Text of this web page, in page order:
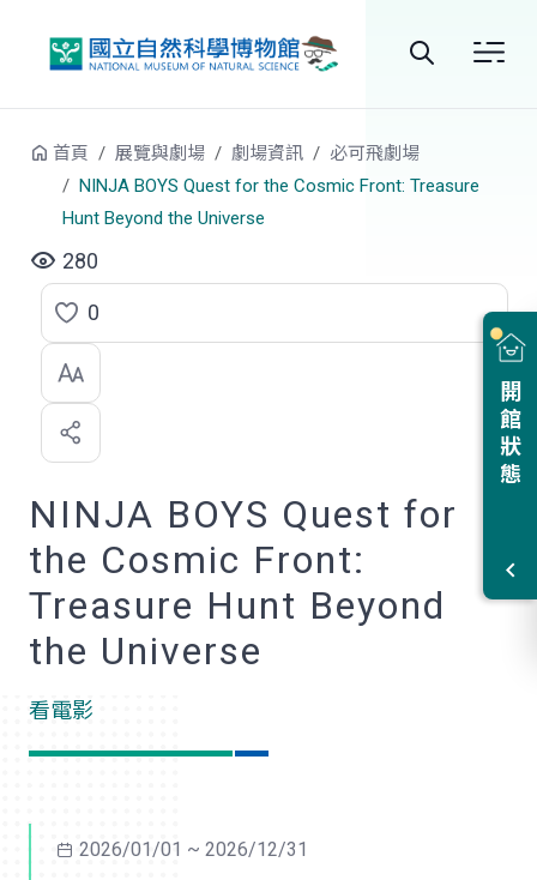
站
搜
開館狀態
首頁 展覽與劇場 劇場資訊
必可飛劇場
NINJA BOYS Quest for the Cosmic Front: Treasure
Hunt Beyond the Universe
280
點
選
喜
歡
0
NINJA BOYS Quest for
the Cosmic Front:
Treasure Hunt Beyond
the Universe
看電影
2026/01/01 ~ 2026/12/31